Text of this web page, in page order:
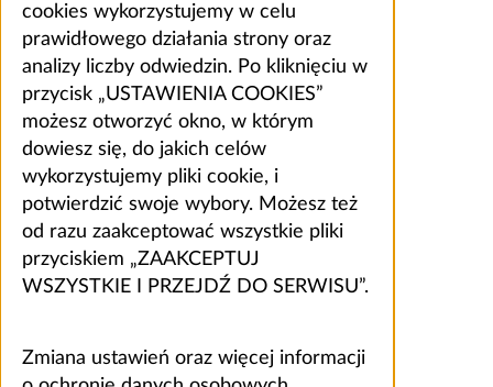
cookies wykorzystujemy w celu
prawidłowego działania strony oraz
analizy liczby odwiedzin. Po kliknięciu w
przycisk „USTAWIENIA COOKIES”
możesz otworzyć okno, w którym
dowiesz się, do jakich celów
wykorzystujemy pliki cookie, i
potwierdzić swoje wybory. Możesz też
od razu zaakceptować wszystkie pliki
przyciskiem „ZAAKCEPTUJ
WSZYSTKIE I PRZEJDŹ DO SERWISU”.
Zmiana ustawień oraz więcej informacji